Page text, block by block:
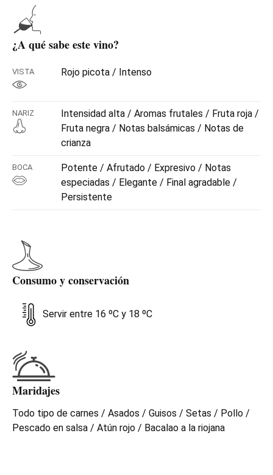
¿A qué sabe este vino?
VISTA Rojo picota / Intenso
NARIZ
Intensidad alta / Aromas frutales / Fruta roja /
Fruta negra / Notas balsámicas / Notas de
crianza
BOCA
Potente / Afrutado / Expresivo / Notas
especiadas / Elegante / Final agradable /
Persistente
Consumo y conservación
Servir entre 16 ºC y 18 ºC
Maridajes
Todo tipo de carnes / Asados / Guisos / Setas / Pollo /
Pescado en salsa / Atún rojo / Bacalao a la riojana